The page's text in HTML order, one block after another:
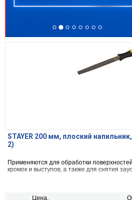
STAYER 200 мм, плоский
2)
Применяются для обработки
кромок и выступов, а также для снятия
Цена,